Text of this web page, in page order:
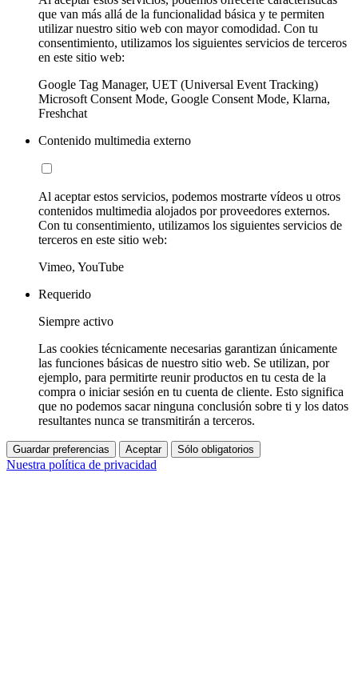
que van más allá de la funcionalidad básica y te permiten
utilizar nuestro sitio web con mayor comodidad. Con tu
consentimiento, utilizamos los siguientes servicios de terceros
en este sitio web:
Google Tag Manager, UET (Universal Event Tracking)
Microsoft Consent Mode, Google Consent Mode, Klarna,
Freshchat
Contenido multimedia externo
Al aceptar estos servicios, podemos mostrarte vídeos u otros
contenidos multimedia alojados por proveedores externos.
Con tu consentimiento, utilizamos los siguientes servicios de
terceros en este sitio web:
Vimeo, YouTube
Requerido
Siempre activo
Las cookies técnicamente necesarias garantizan únicamente
las funciones básicas de nuestro sitio web. Se utilizan, por
ejemplo, para permitirte reunir productos en tu cesta de la
compra o iniciar sesión en tu cuenta de cliente. Esto significa
que no podemos sacar ninguna conclusión sobre ti y los datos
resultantes nunca se transmitirán a terceros.
Guardar preferencias Aceptar Sólo obligatorios
Nuestra política de privacidad